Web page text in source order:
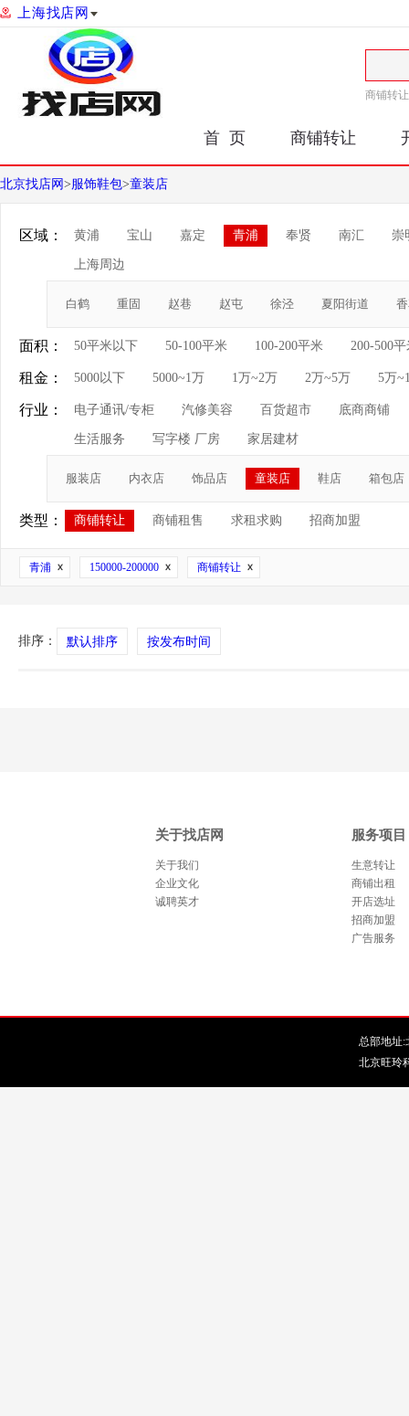
上海找店网
商铺转让
首 页 商铺转让
北京找店网 >服饰鞋包>童装店
区域： 黄浦 宝山 嘉定 青浦 奉贤 南汇 崇
上海周边
白鹤 重固 赵巷 赵屯 徐泾 夏阳街道
面积： 50平米以下 50-100平米 100-200平米 200-500
租金： 5000以下 5000~1万 1万~2万 2万~5万 5万
行业： 电子通讯/专柜 汽修美容 百货超市 底商商铺
生活服务 写字楼 厂房 家居建材
服装店 内衣店 饰品店 童装店 鞋店 箱包店
类型： 商铺转让 商铺租售 求租求购 招商加盟
青浦 150000-200000 商铺转让
排序： 默认排序 按发布时间
关于找店网
关于我们
企业文化
诚聘英才
服务项目
生意转让
商铺出租
开店选址
招商加盟
广告服务
总部地址:
北京旺玲